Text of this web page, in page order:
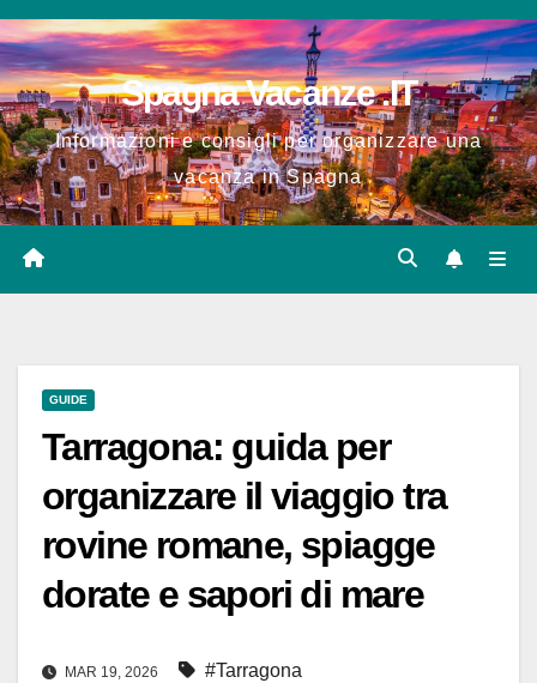
Salta
al
contenuto
Spagna Vacanze .IT
Informazioni e consigli per organizzare una
vacanza in Spagna
GUIDE
Tarragona: guida per
organizzare il viaggio tra
rovine romane, spiagge
dorate e sapori di mare
MAR 19, 2026 #Tarragona